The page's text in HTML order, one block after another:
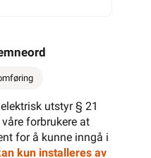
utstyr § 21
forbrukere at
for å kunne inngå i
kun installeres av